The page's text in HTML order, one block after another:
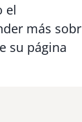
el
más
su página